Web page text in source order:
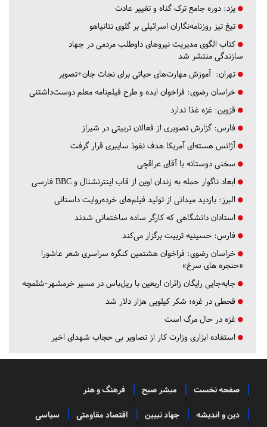
یزد: دوره جامع ترک گناه و تغییر عادت
تیغ تیز روزنامه‌نگاران اسرائیلی بر گلوی نتانیاهو
کتاب الگوی مدیریت نیروهای داوطلب مردمی در جهاد
سازندگی منتشر شد
تهران: آموزش مهارت‌های حیاتی برای نجات جان+تصویر
خراسان رضوی: فراخوان ایده و طرح فیلم‌نامه معلم دوست‌داشتنی
قزوین: غزه غذا ندارد
فارس: گزارش تصویری از فعالان تربیتی در شیراز
آژانس هسته‌ای آمریکا هدف نفوذ سایبری قرار گرفت
سخنی دوستانه با آقای عراقچی
ابعاد ناگوار حمله به زندان اوین از قاب اینترنشنال و BBC فارسی
البرز: بازدید میدانی از تولید فیلم‌های خرده‌روایت داستانی
استادان دانشگاهی که کارگر ساده ساختمانی شدند
فارس: حسینیه تربیت برگزار می‌کند
خراسان رضوی: فراخوان هشتمین کنگره سراسری شعر عاشورا
«حنجره های سرخ»
جابه‌جایی رایگان زائران اربعین با ریل‌باس در مسیر خرمشهر-شلمچه
قحطی در غزه؛ شکر کیلویی هزار دلار شد
غزه در حال مرگ است
استفاده ابزاری وزارت کار از تصاویر بی حجاب شهدای اخیر
صفحه نخست مبشر صبح فرهنگ و هنر
دین و اندیشه جهاد تبیین اقتصاد مقاومتی سیاسی